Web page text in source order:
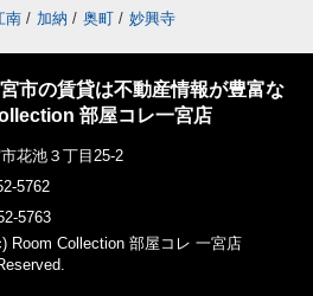
南 / 加納 / 奥町 / 妙興寺
市の賃貸は不動産情報が豊富な
部屋コレ一宮店
花池３丁目25-2
5762
5763
Room Collection 部屋コレ 一宮店